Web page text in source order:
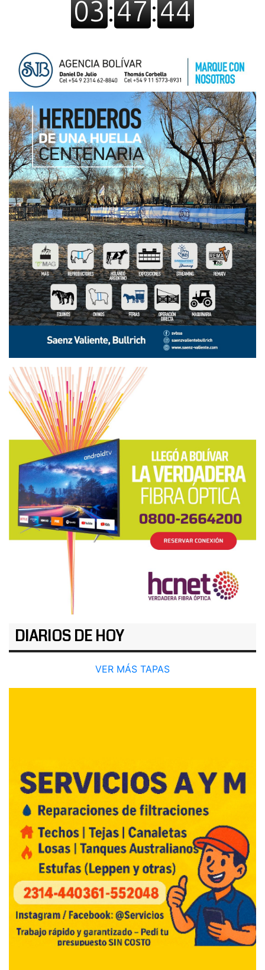
DIARIOS DE HOY
VER MÁS TAPAS